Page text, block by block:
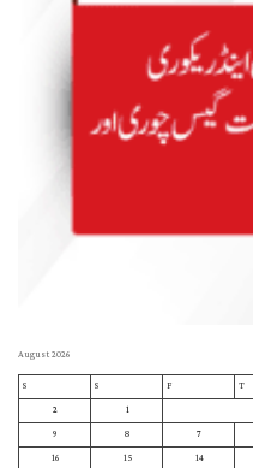
August 2026
T
F
S
S
1
2
7
8
9
14
15
16